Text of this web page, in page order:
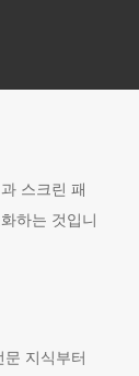
스크린 패
하는 것입니
지식부터